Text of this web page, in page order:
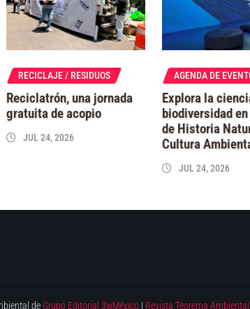
RECICLAJE / RESIDUOS
Reciclatrón, una jornada
gratuita de acopio
JUL 24, 2026
AGENDA DE
Explora la
biodiversidad
de Historia
Cultura
JUL 24, 2026
de Grupo Editorial 3wMéxico | Revista Teorema Ambiental